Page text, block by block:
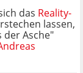
das Reality-
lassen,
der Asche"